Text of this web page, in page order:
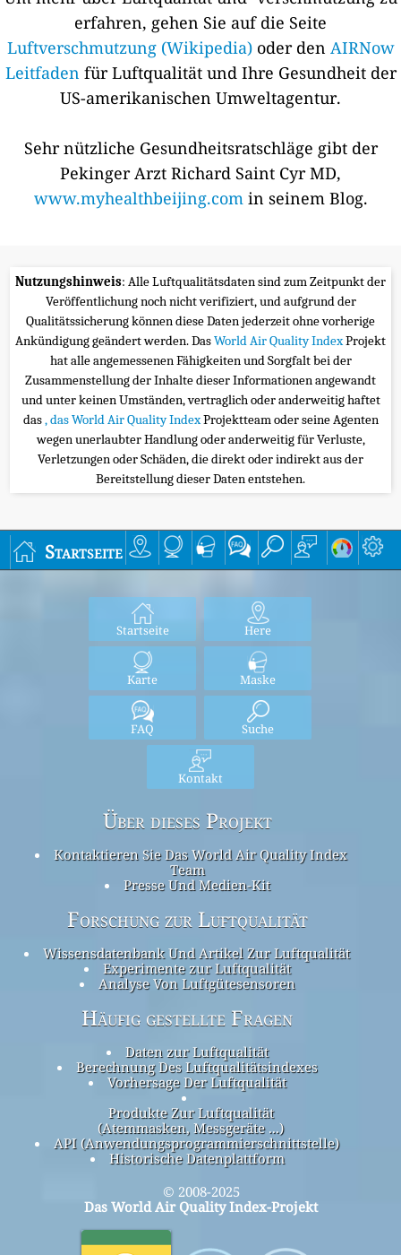
erfahren, gehen Sie auf die Seite
Luftverschmutzung (Wikipedia)oder den AIRNow
Leitfaden für Luftqualität und Ihre Gesundheit der
US-amerikanischen Umweltagentur.
Sehr nützliche Gesundheitsratschläge gibt der
Pekinger Arzt Richard Saint Cyr MD,
www.myhealthbeijing.comin seinem Blog.
Nutzungshinweis: Alle Luftqualitätsdaten sind zum Zeitpunkt der
Veröffentlichung noch nicht verifiziert, und aufgrund der
Qualitätssicherung können diese Daten jederzeit ohne vorherige
Ankündigung geändert werden. DasWorld Air Quality IndexProjekt
hat alle angemessenen Fähigkeiten und Sorgfalt bei der
Zusammenstellung der Inhalte dieser Informationen angewandt
und unter keinen Umständen, vertraglich oder anderweitig haftet
das, das World Air Quality IndexProjektteam oder seine Agenten
wegen unerlaubter Handlung oder anderweitig für Verluste,
Verletzungen oder Schäden, die direkt oder indirekt aus der
Bereitstellung dieser Daten entstehen.
Startseite
Startseite Here
Karte Maske
FAQ Suche
Kontakt
Über dieses Projekt
Kontaktieren Sie Das World Air Quality Index
Team
Presse Und Medien-Kit
Forschung zur Luftqualität
Wissensdatenbank Und Artikel Zur Luftqualität
Experimente zur Luftqualität
Analyse Von Luftgütesensoren
Häufig gestellte Fragen
Daten zur Luftqualität
Berechnung Des Luftqualitätsindexes
Vorhersage Der Luftqualität
Produkte Zur Luftqualität
(Atemmasken, Messgeräte ...)
API (Anwendungsprogrammierschnittstelle)
Historische Datenplattform
© 2008-2025
Das World Air Quality Index-Projekt